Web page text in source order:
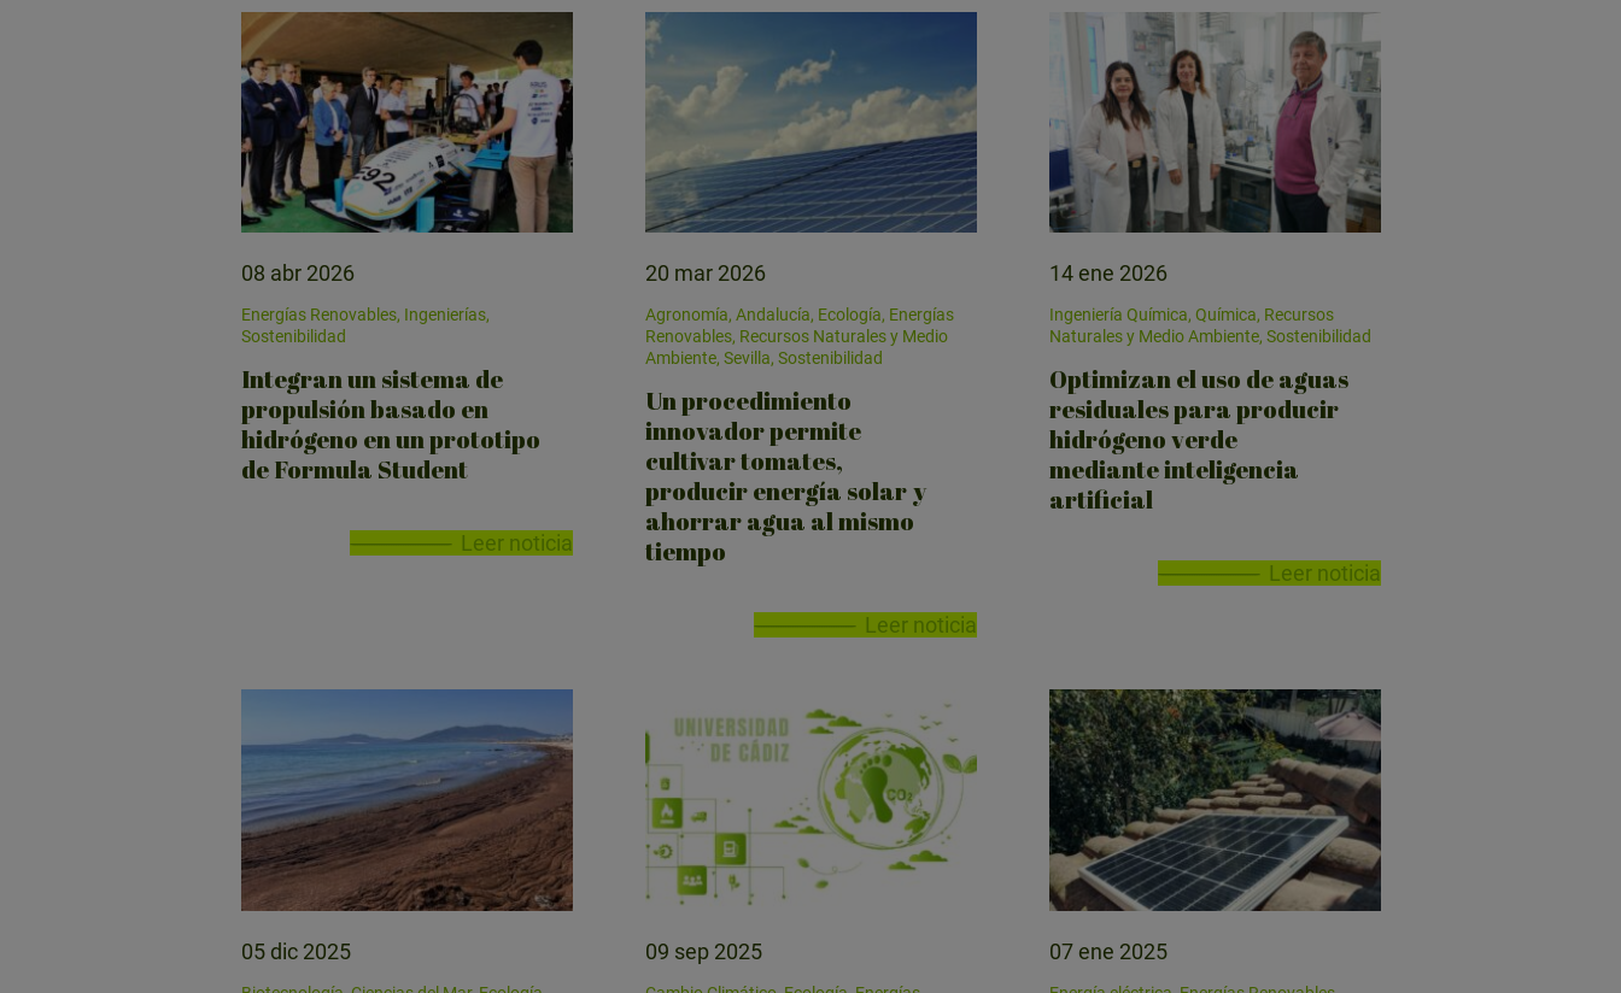
08 abr 2026
Energías Renovables, Ingenierías,
Sostenibilidad
Integran un sistema de
propulsión basado en
hidrógeno en un prototipo
de Formula Student
Leer noticia
20 mar 2026
Agronomía, Andalucía, Ecología, Energías
Renovables, Recursos Naturales y Medio
Ambiente, Sevilla, Sostenibilidad
Un procedimiento
innovador permite
cultivar tomates,
producir energía solar y
ahorrar agua al mismo
tiempo
Leer noticia
14 ene 2026
Ingeniería Química, Química, Recursos
Naturales y Medio Ambiente, Sostenibilidad
Optimizan el uso de aguas
residuales para producir
hidrógeno verde
mediante inteligencia
artificial
Leer noticia
05 dic 2025 09 sep 2025 07 ene 2025